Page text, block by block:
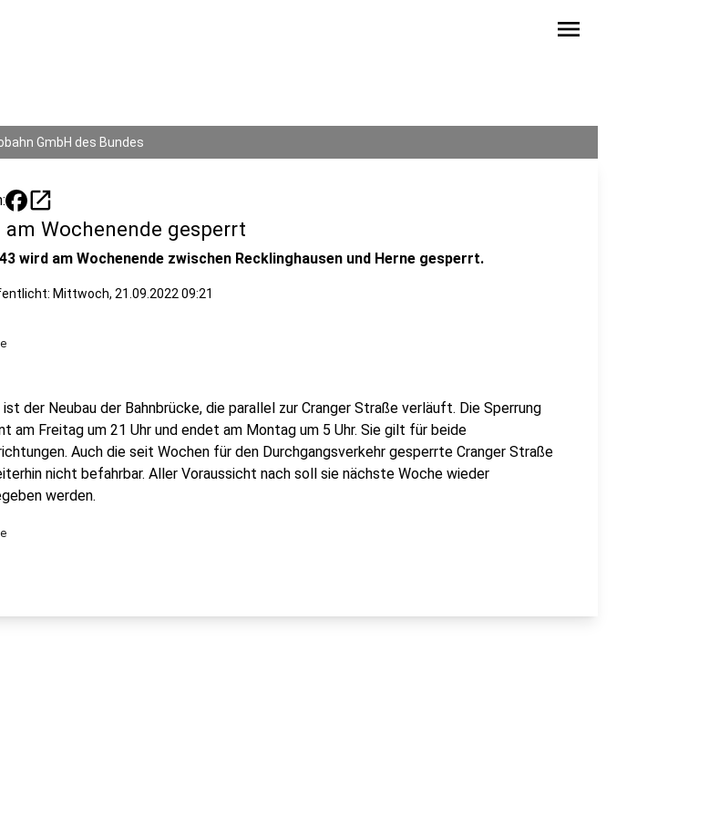
menu
GmbH des Bundes
open_in_new
am Wochenende gesperrt
wird am Wochenende zwischen Recklinghausen und Herne gesperrt.
Mittwoch, 21.09.2022 09:21
ist der Neubau der Bahnbrücke, die parallel zur Cranger Straße verläuft. Die Sperrung
am Freitag um 21 Uhr und endet am Montag um 5 Uhr. Sie gilt für beide
Auch die seit Wochen für den Durchgangsverkehr gesperrte Cranger Straße
nicht befahrbar. Aller Voraussicht nach soll sie nächste Woche wieder
werden.